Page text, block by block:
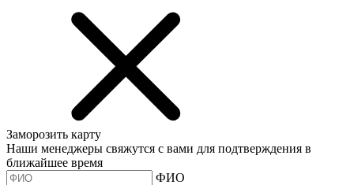
Заморозить карту
Наши менеджеры свяжутся с вами для подтверждения в
ближайшее время
ФИО